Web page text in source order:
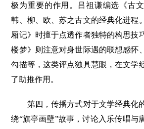
极为重要的作用。吕祖谦编选《古
韩、柳、欧、苏之古文的经典化进程
厢记》时擅于点透作者独特的构思技
楼梦》则注意对身世际遇的联想感怀
勾描等，这类评点独具慧眼，在文学
了助推作用。
第四，传播方式对于文学经典化
绕“旗亭画壁”故事，讨论入乐传唱与